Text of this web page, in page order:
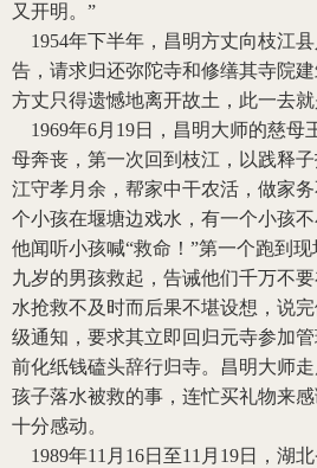
又开明。”
1954年下半年，昌明方丈向枝江
告，请求归还弥陀寺和修缮其寺院
方丈只得遗憾地离开故土，此一去就
1969年6月 19日，昌明大师的慈母
母奔丧，第一次回到枝江，以践释
江守孝月余，帮家中干农活，做家
个小孩在堰塘边戏水，有一个小孩
他闻听小孩喊“救命！”第一个跑到
九岁的男孩救起，告诫他们千万不
水抢救不及时而后果不堪设想，说
级通知，要求其立即回归元寺参加
前化纸钱磕头辞行归寺。昌明大师
孩子落水被救的事，连忙买礼物来
十分感动。
1989年11 月 16日至11 月 19日，湖